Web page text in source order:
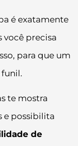
é exatamente
você precisa
para que um
funil.
te mostra
e possibilita
de